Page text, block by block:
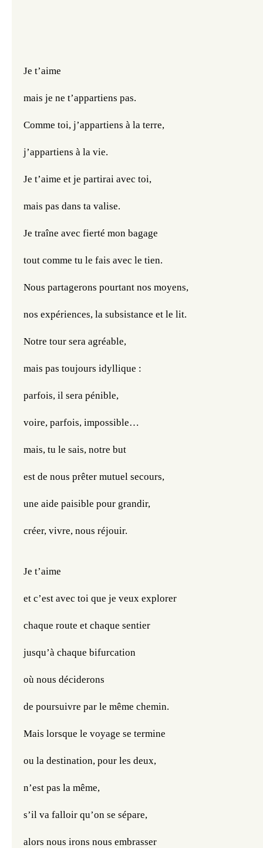
Je t’aime
mais je ne t’appartiens pas.
Comme toi, j’appartiens à la terre,
j’appartiens à la vie.
Je t’aime et je partirai avec toi,
mais pas dans ta valise.
Je traîne avec fierté mon bagage
tout comme tu le fais avec le tien.
Nous partagerons pourtant nos moyens,
nos expériences, la subsistance et le lit.
Notre tour sera agréable,
mais pas toujours idyllique :
parfois, il sera pénible,
voire, parfois, impossible…
mais, tu le sais, notre but
est de nous prêter mutuel secours,
une aide paisible pour grandir,
créer, vivre, nous réjouir.
Je t’aime
et c’est avec toi que je veux explorer
chaque route et chaque sentier
jusqu’à chaque bifurcation
où nous déciderons
de poursuivre par le même chemin.
Mais lorsque le voyage se termine
ou la destination, pour les deux,
n’est pas la même,
s’il va falloir qu’on se sépare,
alors nous irons nous embrasser